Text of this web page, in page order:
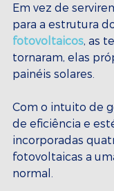
Em vez de
para a estrutura
fotovoltaicos, as
tornaram, elas
painéis solares.
Com o intuito de
de eficiência e
incorporadas
fotovoltaicas a
normal.